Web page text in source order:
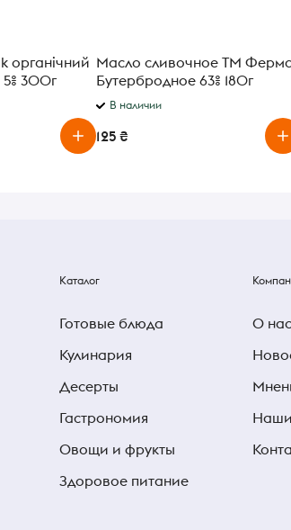
органічний
300г
Масло сливочное ТМ
Бутербродное 63% 180г
В наличии
125 ₴
Каталог
Готовые блюда
Кулинария
Десерты
Гастрономия
Овощи и фрукты
Здоровое питание
О нас